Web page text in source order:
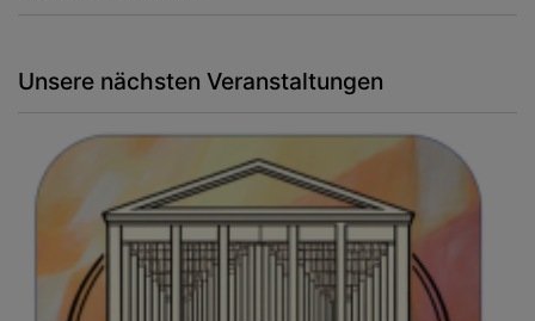
Unsere nächsten Veranstaltungen